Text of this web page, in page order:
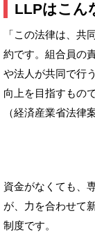
LLPはこん
「この法律は、共
約です。組合員の
や法人が共同で行
向上を目指すもので
（経済産業省法律
資金がなくても、
が、力を合わせて
制度です。